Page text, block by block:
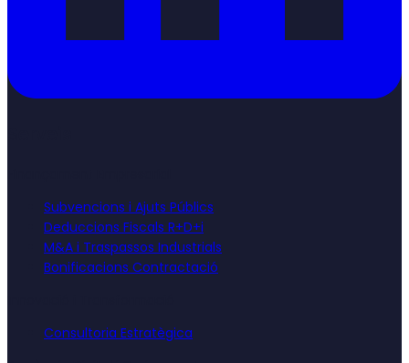
Subvencions i Ajuts Públics
Deduccions Fiscals R+D+i
M&A i Traspassos Industrials
Bonificacions Contractació
Consultoria Estratègica